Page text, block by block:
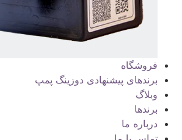
فروشگاه
برندهای پیشنهادی دوزینگ پمپ
وبلاگ
برندها
درباره ما